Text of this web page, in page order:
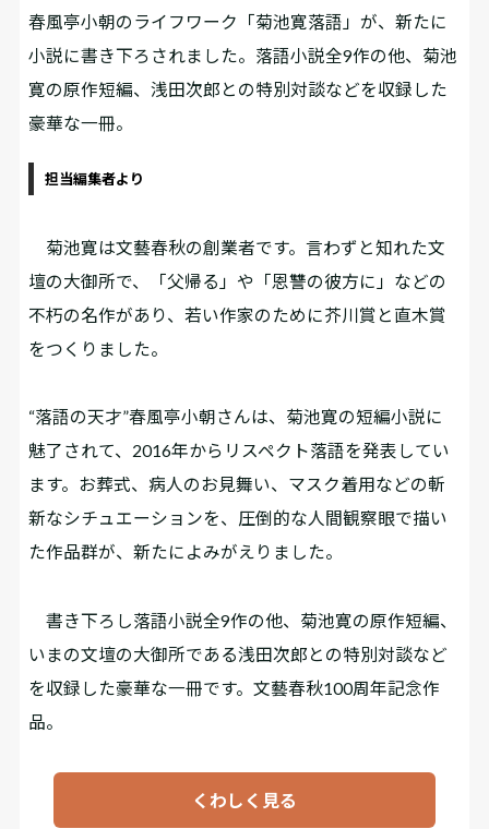
春風亭小朝のライフワーク「菊池寛落語」が、新たに
小説に書き下ろされました。落語小説全9作の他、菊池
寛の原作短編、浅田次郎との特別対談などを収録した
豪華な一冊。
担当編集者より
菊池寛は文藝春秋の創業者です。言わずと知れた文
壇の大御所で、「父帰る」や「恩讐の彼方に」などの
不朽の名作があり、若い作家のために芥川賞と直木賞
をつくりました。
“落語の天才”春風亭小朝さんは、菊池寛の短編小説に
魅了されて、2016年からリスペクト落語を発表してい
ます。お葬式、病人のお見舞い、マスク着用などの斬
新なシチュエーションを、圧倒的な人間観察眼で描い
た作品群が、新たによみがえりました。
書き下ろし落語小説全9作の他、菊池寛の原作短編、
いまの文壇の大御所である浅田次郎との特別対談など
を収録した豪華な一冊です。文藝春秋100周年記念作
品。
くわしく見る